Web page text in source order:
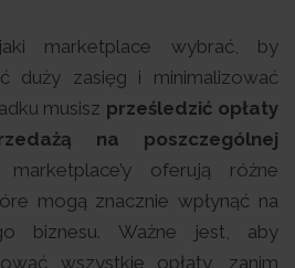
marketplace wybrać, by
duży zasięg i minimalizować
musisz prześledzić opłaty
na poszczególnej
oferują różne
mogą znacznie wpłynąć na
biznesu. Ważne jest, aby
wszystkie opłaty, zanim